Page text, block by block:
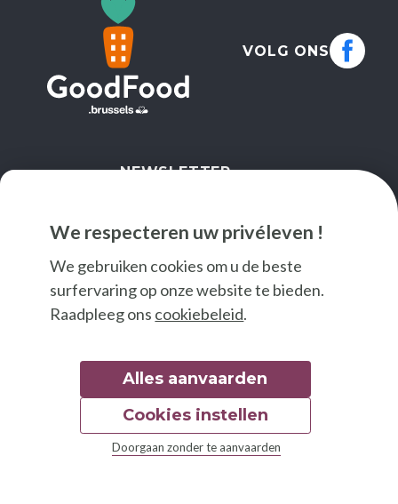
We respecteren uw privéleven !
We gebruiken cookies om u de beste
surfervaring op onze website te bieden.
Raadpleeg ons cookiebeleid.
Alles aanvaarden
Doorgaan zonder te aanvaarden
Cookies instellen
VOLG ONS
NEWSLETTER
© 2026 Good Food
Wettelijke bepalingen